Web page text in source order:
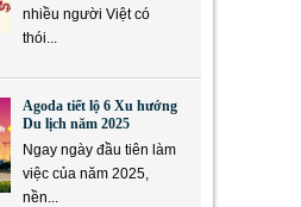
nhiều người Việt có
thói...
Agoda tiết lộ 6 Xu hướng
Du lịch năm 2025
Ngay ngày đầu tiên làm
việc của năm 2025,
nền...